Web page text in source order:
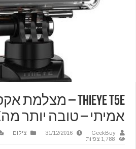
אמיתי – טובה יותר מהYI 4K?
GeekBuy
31/12/2016 צילום
1,788 צפיות